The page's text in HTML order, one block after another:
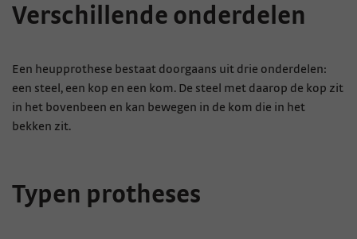
Verschillende onderdelen
Een heupprothese bestaat doorgaans uit drie onderdelen:
een steel, een kop en een kom. De steel met daarop de kop zit
in het bovenbeen en kan bewegen in de kom die in het
bekken zit.
Typen protheses